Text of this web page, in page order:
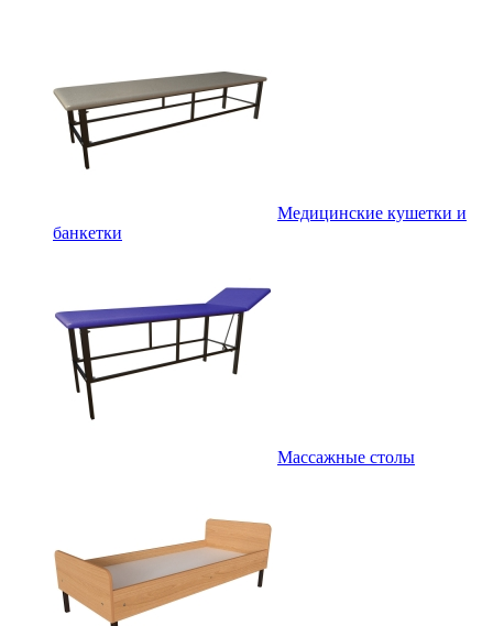
Медицинские кушетки и
банкетки
Массажные столы